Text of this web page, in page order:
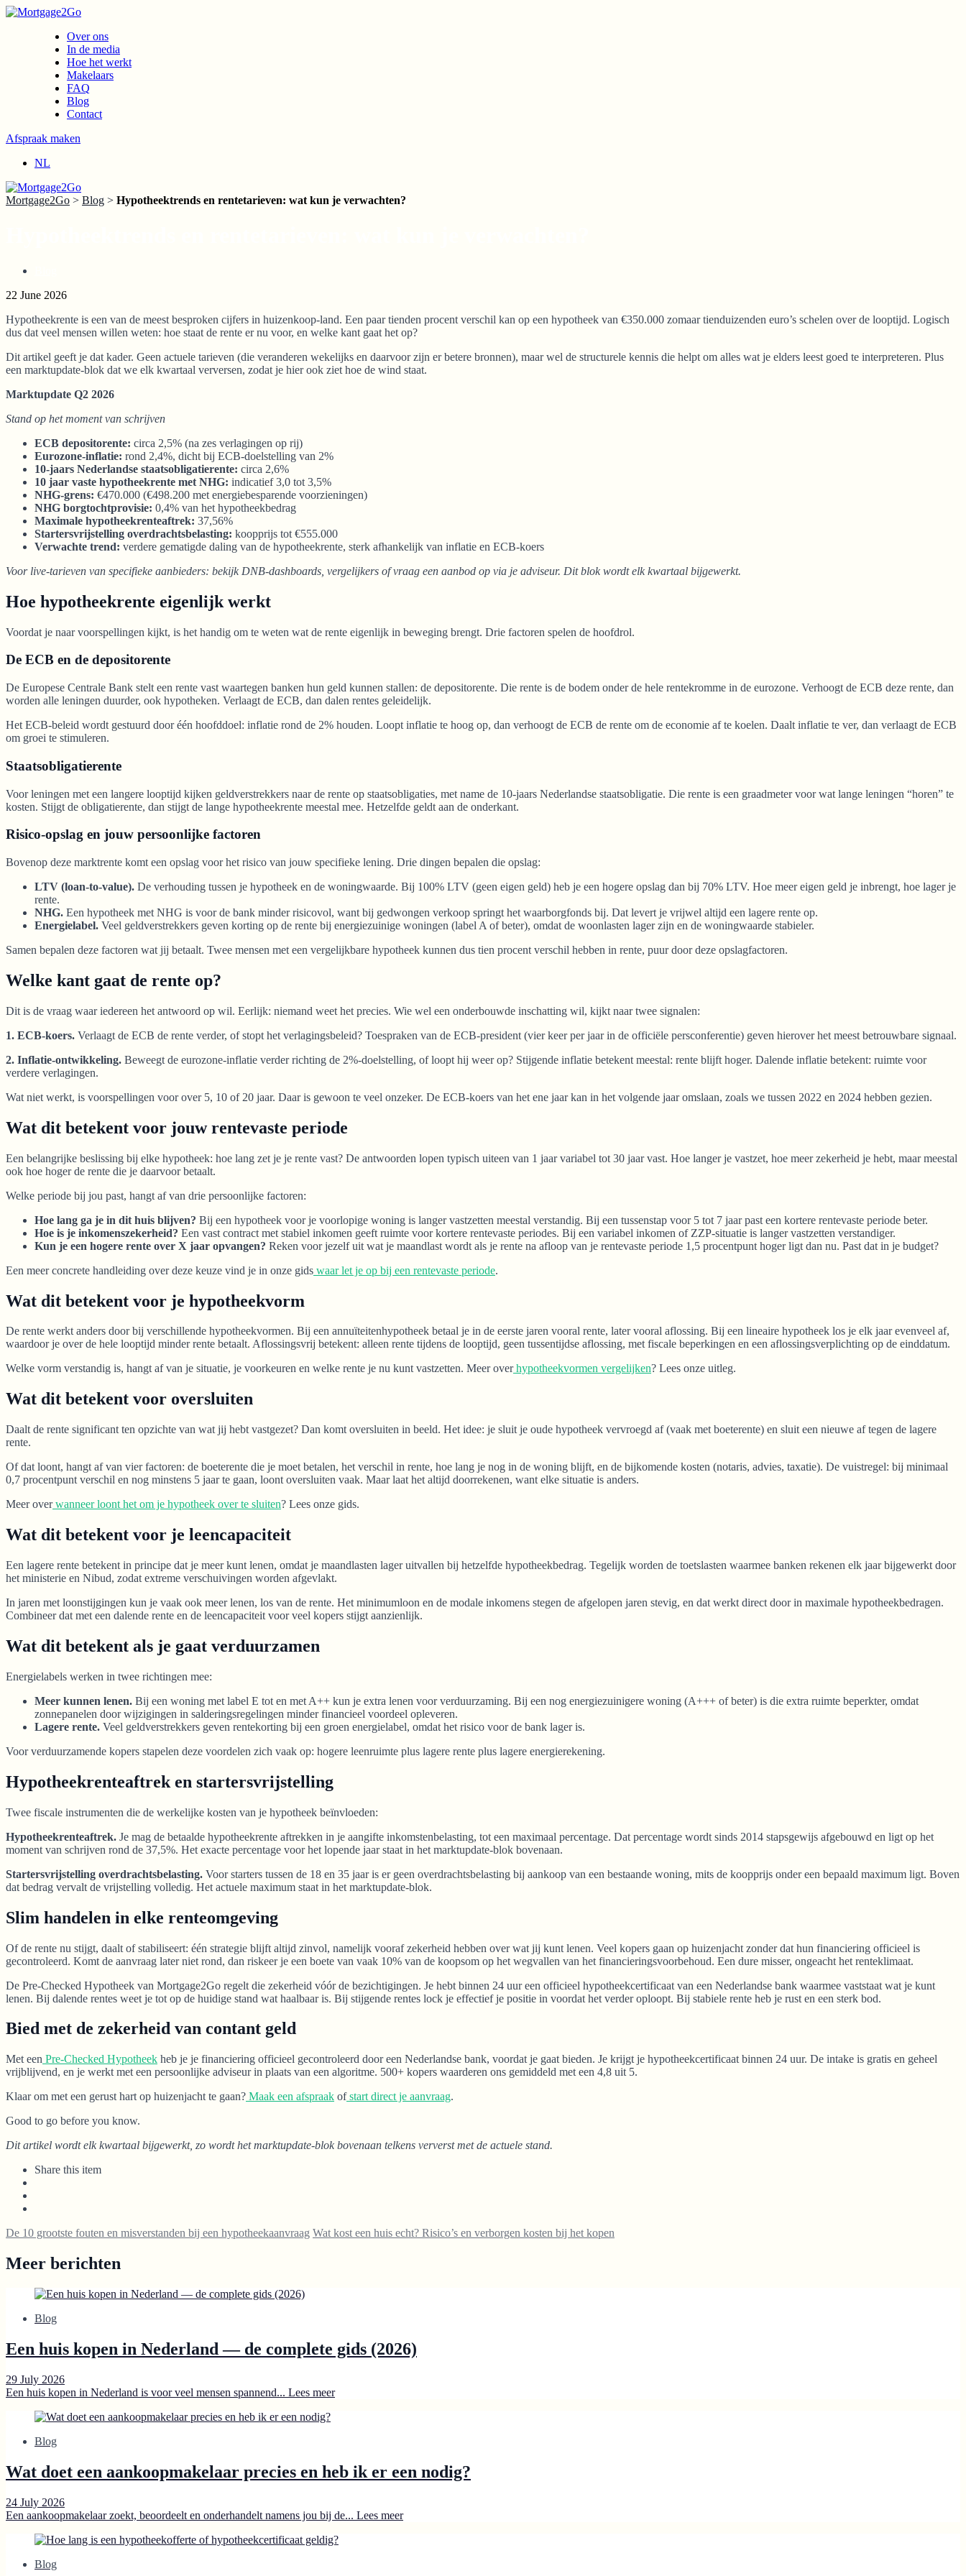
Over ons
In de media
Hoe het werkt
Makelaars
FAQ
Blog
Contact
Afspraak maken
NL
Mortgage2Go > Blog > Hypotheektrends en rentetarieven: wat kun je verwachten?
22 June 2026
Hypotheekrente is een van de meest besproken cijfers in huizenkoop-land. Een paar tienden procent verschil kan op een hypotheek van €350.000 zomaar tienduizenden euro’s schelen over de looptijd. Logisch
dus dat veel mensen willen weten: hoe staat de rente er nu voor, en welke kant gaat het op?
Dit artikel geeft je dat kader. Geen actuele tarieven (die veranderen wekelijks en daarvoor zijn er betere bronnen), maar wel de structurele kennis die helpt om alles wat je elders leest goed te interpreteren. Plus
een marktupdate-blok dat we elk kwartaal verversen, zodat je hier ook ziet hoe de wind staat.
Marktupdate Q2 2026
Stand op het moment van schrijven
ECB depositorente: circa 2,5% (na zes verlagingen op rij)
Eurozone-inflatie: rond 2,4%, dicht bij ECB-doelstelling van 2%
10-jaars Nederlandse staatsobligatierente: circa 2,6%
10 jaar vaste hypotheekrente met NHG: indicatief 3,0 tot 3,5%
NHG-grens: €470.000 (€498.200 met energiebesparende voorzieningen)
NHG borgtochtprovisie: 0,4% van het hypotheekbedrag
Maximale hypotheekrenteaftrek: 37,56%
Startersvrijstelling overdrachtsbelasting: koopprijs tot €555.000
Verwachte trend: verdere gematigde daling van de hypotheekrente, sterk afhankelijk van inflatie en ECB-koers
Voor live-tarieven van specifieke aanbieders: bekijk DNB-dashboards, vergelijkers of vraag een aanbod op via je adviseur. Dit blok wordt elk kwartaal bijgewerkt.
Hoe hypotheekrente eigenlijk werkt
Voordat je naar voorspellingen kijkt, is het handig om te weten wat de rente eigenlijk in beweging brengt. Drie factoren spelen de hoofdrol.
De ECB en de depositorente
De Europese Centrale Bank stelt een rente vast waartegen banken hun geld kunnen stallen: de depositorente. Die rente is de bodem onder de hele rentekromme in de eurozone. Verhoogt de ECB deze rente, dan
worden alle leningen duurder, ook hypotheken. Verlaagt de ECB, dan dalen rentes geleidelijk.
Het ECB-beleid wordt gestuurd door één hoofddoel: inflatie rond de 2% houden. Loopt inflatie te hoog op, dan verhoogt de ECB de rente om de economie af te koelen. Daalt inflatie te ver, dan verlaagt de ECB
om groei te stimuleren.
Staatsobligatierente
Voor leningen met een langere looptijd kijken geldverstrekkers naar de rente op staatsobligaties, met name de 10-jaars Nederlandse staatsobligatie. Die rente is een graadmeter voor wat lange leningen “horen” te
kosten. Stijgt de obligatierente, dan stijgt de lange hypotheekrente meestal mee. Hetzelfde geldt aan de onderkant.
Risico-opslag en jouw persoonlijke factoren
Bovenop deze marktrente komt een opslag voor het risico van jouw specifieke lening. Drie dingen bepalen die opslag:
LTV (loan-to-value). De verhouding tussen je hypotheek en de woningwaarde. Bij 100% LTV (geen eigen geld) heb je een hogere opslag dan bij 70% LTV. Hoe meer eigen geld je inbrengt, hoe lager je
rente.
NHG. Een hypotheek met NHG is voor de bank minder risicovol, want bij gedwongen verkoop springt het waarborgfonds bij. Dat levert je vrijwel altijd een lagere rente op.
Energielabel. Veel geldverstrekkers geven korting op de rente bij energiezuinige woningen (label A of beter), omdat de woonlasten lager zijn en de woningwaarde stabieler.
Samen bepalen deze factoren wat jij betaalt. Twee mensen met een vergelijkbare hypotheek kunnen dus tien procent verschil hebben in rente, puur door deze opslagfactoren.
Welke kant gaat de rente op?
Dit is de vraag waar iedereen het antwoord op wil. Eerlijk: niemand weet het precies. Wie wel een onderbouwde inschatting wil, kijkt naar twee signalen:
1. ECB-koers. Verlaagt de ECB de rente verder, of stopt het verlagingsbeleid? Toespraken van de ECB-president (vier keer per jaar in de officiële persconferentie) geven hierover het meest betrouwbare signaal.
2. Inflatie-ontwikkeling. Beweegt de eurozone-inflatie verder richting de 2%-doelstelling, of loopt hij weer op? Stijgende inflatie betekent meestal: rente blijft hoger. Dalende inflatie betekent: ruimte voor
verdere verlagingen.
Wat niet werkt, is voorspellingen voor over 5, 10 of 20 jaar. Daar is gewoon te veel onzeker. De ECB-koers van het ene jaar kan in het volgende jaar omslaan, zoals we tussen 2022 en 2024 hebben gezien.
Wat dit betekent voor jouw rentevaste periode
Een belangrijke beslissing bij elke hypotheek: hoe lang zet je je rente vast? De antwoorden lopen typisch uiteen van 1 jaar variabel tot 30 jaar vast. Hoe langer je vastzet, hoe meer zekerheid je hebt, maar meestal
ook hoe hoger de rente die je daarvoor betaalt.
Welke periode bij jou past, hangt af van drie persoonlijke factoren:
Hoe lang ga je in dit huis blijven? Bij een hypotheek voor je voorlopige woning is langer vastzetten meestal verstandig. Bij een tussenstap voor 5 tot 7 jaar past een kortere rentevaste periode beter.
Hoe is je inkomenszekerheid? Een vast contract met stabiel inkomen geeft ruimte voor kortere rentevaste periodes. Bij een variabel inkomen of ZZP-situatie is langer vastzetten verstandiger.
Kun je een hogere rente over X jaar opvangen? Reken voor jezelf uit wat je maandlast wordt als je rente na afloop van je rentevaste periode 1,5 procentpunt hoger ligt dan nu. Past dat in je budget?
Een meer concrete handleiding over deze keuze vind je in onze gids waar let je op bij een rentevaste periode.
Wat dit betekent voor je hypotheekvorm
De rente werkt anders door bij verschillende hypotheekvormen. Bij een annuïteitenhypotheek betaal je in de eerste jaren vooral rente, later vooral aflossing. Bij een lineaire hypotheek los je elk jaar evenveel af,
waardoor je over de hele looptijd minder rente betaalt. Aflossingsvrij betekent: alleen rente tijdens de looptijd, geen tussentijdse aflossing, met fiscale beperkingen en een aflossingsverplichting op de einddatum.
Welke vorm verstandig is, hangt af van je situatie, je voorkeuren en welke rente je nu kunt vastzetten. Meer overhypotheekvormen vergelijken? Lees onze uitleg.
Wat dit betekent voor oversluiten
Daalt de rente significant ten opzichte van wat jij hebt vastgezet? Dan komt oversluiten in beeld. Het idee: je sluit je oude hypotheek vervroegd af (vaak met boeterente) en sluit een nieuwe af tegen de lagere
rente.
Of dat loont, hangt af van vier factoren: de boeterente die je moet betalen, het verschil in rente, hoe lang je nog in de woning blijft, en de bijkomende kosten (notaris, advies, taxatie). De vuistregel: bij minimaal
0,7 procentpunt verschil en nog minstens 5 jaar te gaan, loont oversluiten vaak. Maar laat het altijd doorrekenen, want elke situatie is anders.
Meer overwanneer loont het om je hypotheek over te sluiten? Lees onze gids.
Wat dit betekent voor je leencapaciteit
Een lagere rente betekent in principe dat je meer kunt lenen, omdat je maandlasten lager uitvallen bij hetzelfde hypotheekbedrag. Tegelijk worden de toetslasten waarmee banken rekenen elk jaar bijgewerkt door
het ministerie en Nibud, zodat extreme verschuivingen worden afgevlakt.
In jaren met loonstijgingen kun je vaak ook meer lenen, los van de rente. Het minimumloon en de modale inkomens stegen de afgelopen jaren stevig, en dat werkt direct door in maximale hypotheekbedragen.
Combineer dat met een dalende rente en de leencapaciteit voor veel kopers stijgt aanzienlijk.
Wat dit betekent als je gaat verduurzamen
Energielabels werken in twee richtingen mee:
Meer kunnen lenen. Bij een woning met label E tot en met A++ kun je extra lenen voor verduurzaming. Bij een nog energiezuinigere woning (A+++ of beter) is die extra ruimte beperkter, omdat
zonnepanelen door wijzigingen in salderingsregelingen minder financieel voordeel opleveren.
Lagere rente. Veel geldverstrekkers geven rentekorting bij een groen energielabel, omdat het risico voor de bank lager is.
Voor verduurzamende kopers stapelen deze voordelen zich vaak op: hogere leenruimte plus lagere rente plus lagere energierekening.
Hypotheekrenteaftrek en startersvrijstelling
Twee fiscale instrumenten die de werkelijke kosten van je hypotheek beïnvloeden:
Hypotheekrenteaftrek. Je mag de betaalde hypotheekrente aftrekken in je aangifte inkomstenbelasting, tot een maximaal percentage. Dat percentage wordt sinds 2014 stapsgewijs afgebouwd en ligt op het
moment van schrijven rond de 37,5%. Het exacte percentage voor het lopende jaar staat in het marktupdate-blok bovenaan.
Startersvrijstelling overdrachtsbelasting. Voor starters tussen de 18 en 35 jaar is er geen overdrachtsbelasting bij aankoop van een bestaande woning, mits de koopprijs onder een bepaald maximum ligt. Boven
dat bedrag vervalt de vrijstelling volledig. Het actuele maximum staat in het marktupdate-blok.
Slim handelen in elke renteomgeving
Of de rente nu stijgt, daalt of stabiliseert: één strategie blijft altijd zinvol, namelijk vooraf zekerheid hebben over wat jij kunt lenen. Veel kopers gaan op huizenjacht zonder dat hun financiering officieel is
gecontroleerd. Komt de aanvraag later niet rond, dan riskeer je een boete van vaak 10% van de koopsom op het wegvallen van het financieringsvoorbehoud. Een dure misser, ongeacht het renteklimaat.
De Pre-Checked Hypotheek van Mortgage2Go regelt die zekerheid vóór de bezichtigingen. Je hebt binnen 24 uur een officieel hypotheekcertificaat van een Nederlandse bank waarmee vaststaat wat je kunt
lenen. Bij dalende rentes weet je tot op de huidige stand wat haalbaar is. Bij stijgende rentes lock je effectief je positie in voordat het verder oploopt. Bij stabiele rente heb je rust en een sterk bod.
Bied met de zekerheid van contant geld
Met een Pre-Checked Hypotheek heb je je financiering officieel gecontroleerd door een Nederlandse bank, voordat je gaat bieden. Je krijgt je hypotheekcertificaat binnen 24 uur. De intake is gratis en geheel
vrijblijvend, en je werkt met een persoonlijke adviseur in plaats van een algoritme. 500+ kopers waarderen ons gemiddeld met een 4,8 uit 5.
Klaar om met een gerust hart op huizenjacht te gaan? Maak een afspraak ofstart direct je aanvraag.
Good to go before you know.
Dit artikel wordt elk kwartaal bijgewerkt, zo wordt het marktupdate-blok bovenaan telkens ververst met de actuele stand.
Share this item
De 10 grootste fouten en misverstanden bij een hypotheekaanvraag Wat kost een huis echt? Risico’s en verborgen kosten bij het kopen
Meer berichten
Blog
Een huis kopen in Nederland — de complete gids (2026)
29 July 2026
Een huis kopen in Nederland is voor veel mensen spannend... Lees meer
Blog
Wat doet een aankoopmakelaar precies en heb ik er een nodig?
24 July 2026
Een aankoopmakelaar zoekt, beoordeelt en onderhandelt namens jou bij de... Lees meer
Blog